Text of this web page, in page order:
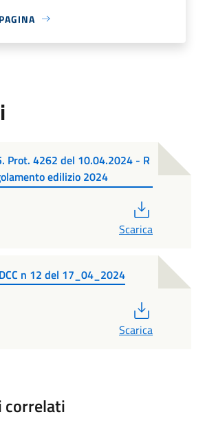
Prot. 4262 del 10.04.2024 - R
edilizio 2024
Scarica
DCC n 12 del 17_04_2024
Scarica
correlati